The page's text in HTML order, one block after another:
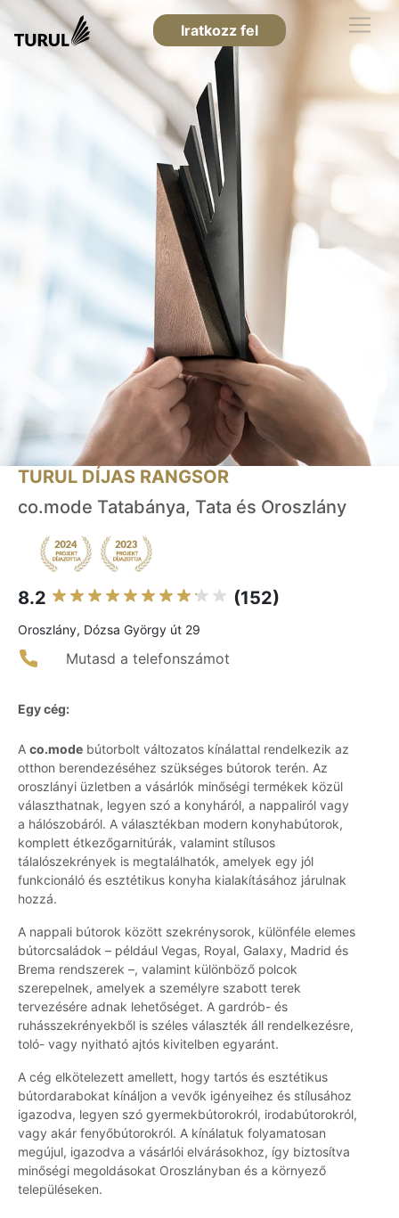
Iratkozz fel
TURUL DÍJAS RANGSOR
co.mode Tatabánya, Tata és Oroszlány
8.2 (152)
Oroszlány, Dózsa György út 29
Mutasd a telefonszámot
Egy cég:
A co.mode bútorbolt változatos kínálattal rendelkezik az
otthon berendezéséhez szükséges bútorok terén. Az
oroszlányi üzletben a vásárlók minőségi termékek közül
választhatnak, legyen szó a konyháról, a nappaliról vagy
a hálószobáról. A választékban modern konyhabútorok,
komplett étkezőgarnitúrák, valamint stílusos
tálalószekrények is megtalálhatók, amelyek egy jól
funkcionáló és esztétikus konyha kialakításához járulnak
hozzá.
A nappali bútorok között szekrénysorok, különféle elemes
bútorcsaládok – például Vegas, Royal, Galaxy, Madrid és
Brema rendszerek –, valamint különböző polcok
szerepelnek, amelyek a személyre szabott terek
tervezésére adnak lehetőséget. A gardrób- és
ruhásszekrényekből is széles választék áll rendelkezésre,
toló- vagy nyitható ajtós kivitelben egyaránt.
A cég elkötelezett amellett, hogy tartós és esztétikus
bútordarabokat kínáljon a vevők igényeihez és stílusához
igazodva, legyen szó gyermekbútorokról, irodabútorokról,
vagy akár fenyőbútorokról. A kínálatuk folyamatosan
megújul, igazodva a vásárlói elvárásokhoz, így biztosítva
minőségi megoldásokat Oroszlányban és a környező
településeken.